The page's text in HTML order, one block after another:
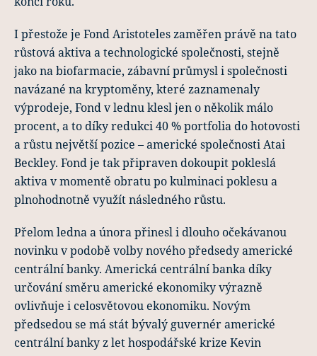
I přestože je Fond Aristoteles zaměřen právě na tato
růstová aktiva a technologické společnosti, stejně
jako na biofarmacie, zábavní průmysl i společnosti
navázané na kryptoměny, které zaznamenaly
výprodeje, Fond v lednu klesl jen o několik málo
procent, a to díky redukci 40 % portfolia do hotovosti
a růstu největší pozice – americké společnosti Atai
Beckley. Fond je tak připraven dokoupit pokleslá
aktiva v momentě obratu po kulminaci poklesu a
plnohodnotně využít následného růstu.
Přelom ledna a února přinesl i dlouho očekávanou
novinku v podobě volby nového předsedy americké
centrální banky. Americká centrální banka díky
určování směru americké ekonomiky výrazně
ovlivňuje i celosvětovou ekonomiku. Novým
předsedou se má stát bývalý guvernér americké
centrální banky z let hospodářské krize Kevin